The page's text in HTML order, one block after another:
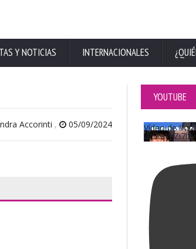
Y NOTICIAS INTERNACIONALES
Accorinti , 05/09/2024
YOUTUBE
Vídeo de